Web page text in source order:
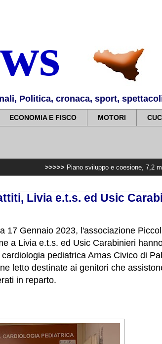
Politica, cronaca, sport,
ECONOMIA E FISCO MOTORI
Piano sviluppo e coesione, 7,2 milioni per
Livia e.t.s. ed Usic
17 Gennaio 2023, l'associazione
a Livia e.t.s. ed Usic Carabinieri
cardiologia pediatrica Arnas Civico di
letto destinate ai genitori che
in reparto.